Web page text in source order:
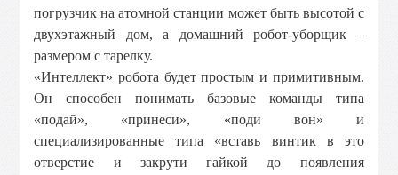
погрузчик на атомной станции может быть высотой с
двухэтажный дом, а домашний робот-уборщик –
размером с тарелку.
«Интеллект» робота будет простым и примитивным.
Он способен понимать базовые команды типа
«подай», «принеси», «поди вон» и
специализированные типа «вставь винтик в это
отверстие и закрути гайкой до появления